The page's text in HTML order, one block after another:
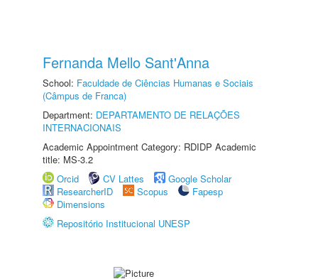
Fernanda Mello Sant'Anna
School: Faculdade de Ciências Humanas e Sociais
(Câmpus de Franca)
Department: DEPARTAMENTO DE RELAÇÕES
INTERNACIONAIS
Academic Appointment Category: RDIDP Academic
title: MS-3.2
Orcid
CV Lattes
Google Scholar
ResearcherID
Scopus
Fapesp
Dimensions
Repositório Institucional UNESP